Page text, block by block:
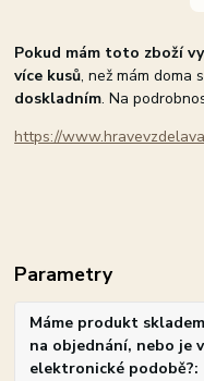
Pokud mám toto zboží
více kusů, než mám doma
doskladním. Na
https://
Parametry
Máme produkt
na objednání, nebo je v
elektronické podobě?